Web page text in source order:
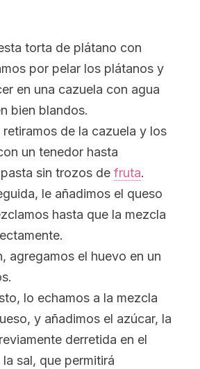
torta de plátano con
por pelar los plátanos y
en una cazuela con agua
bien blandos.
de la cazuela y los
un tenedor hasta
sin trozos de fruta.
le añadimos el queso
hasta que la mezcla
agregamos el huevo en un
lo echamos a la mezcla
y añadimos el azúcar, la
derretida en el
sal, que permitirá